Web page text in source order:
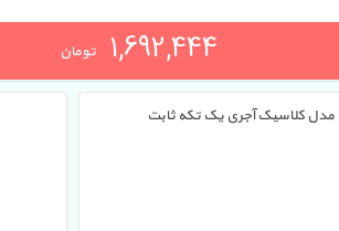
1,692,444 تومان
مدل کلاسیک آجری یک تکه ثابت